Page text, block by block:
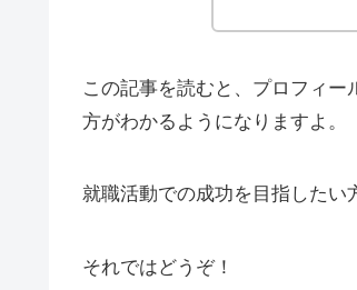
この記事を読むと、プロフィ
方がわかるようになりますよ。
就職活動での成功を目指したい
それではどうぞ！